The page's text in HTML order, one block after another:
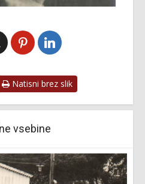
Natisni brez slik
vsebine